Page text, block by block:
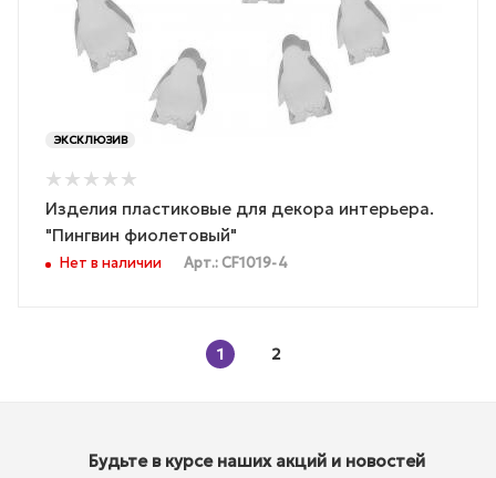
ЭКСКЛЮЗИВ
Изделия пластиковые для декора интерьера.
"Пингвин фиолетовый"
Нет в наличии Арт.: CF1019-4
1 2
Будьте в курсе наших акций и новостей